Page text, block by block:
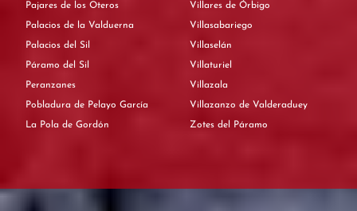
Pajares de los Oteros
Palacios de la Valduerna
Palacios del Sil
Páramo del Sil
Peranzanes
Pobladura de Pelayo García
La Pola de Gordón
Villares de Órbigo
Villasabariego
Villaselán
Villaturiel
Villazala
Villazanzo de Valderaduey
Zotes del Páramo